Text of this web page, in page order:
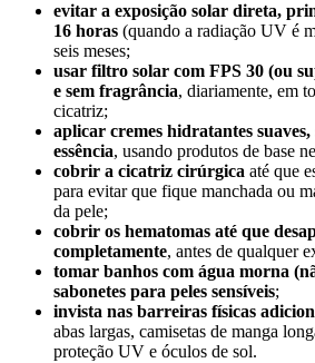
evitar a exposição solar direta,
16 horas (quando a radiação UV é
seis meses;
usar filtro solar com FPS 30 (ou
e sem fragrância, diariamente, em
cicatriz;
aplicar cremes hidratantes suaves,
essência, usando produtos de base
cobrir a cicatriz cirúrgica até que
para evitar que fique manchada ou
da pele;
cobrir os hematomas até que
completamente, antes de qualquer
tomar banhos com água morna
sabonetes para peles sensíveis;
invista nas barreiras físicas
abas largas, camisetas de manga
proteção UV e óculos de sol.